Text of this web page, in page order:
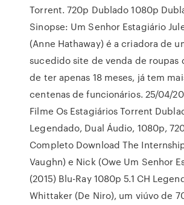
Torrent. 720p Dublado 1080p
Sinopse: Um Senhor Estagiário
(Anne Hathaway) é a criadora de
sucedido site de venda de roupas
de ter apenas 18 meses, já tem
centenas de funcionários. 25/04/
Filme Os Estagiários Torrent
Legendado, Dual Áudio, 1080p,
Completo Download The
Vaughn) e Nick (Owe Um Senhor
(2015) Blu-Ray 1080p 5.1 CH
Whittaker (De Niro), um viúvo de